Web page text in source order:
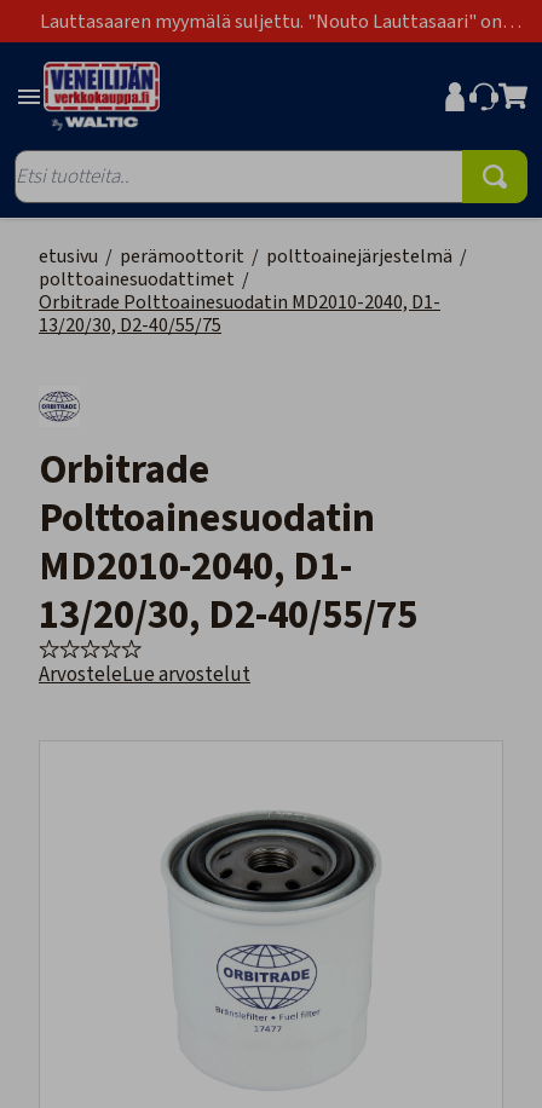
Lauttasaaren myymälä suljettu. "Nouto Lauttasaari" on
poistunut toimitustapavaihtoehdoista.
etusivu / perämoottorit / polttoainejärjestelmä /
polttoainesuodattimet /
Orbitrade Polttoainesuodatin MD2010-2040, D1-
13/20/30, D2-40/55/75
Orbitrade
Polttoainesuodatin
MD2010-2040, D1-
13/20/30, D2-40/55/75
ArvosteleLue arvostelut